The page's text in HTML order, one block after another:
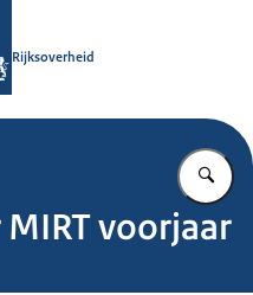
Rijksoverheid
voorjaar